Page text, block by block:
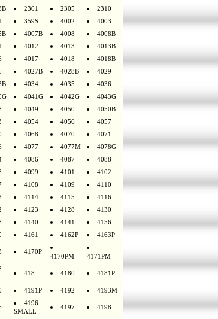
2301 2305
2310
359S 4002
4003
4007B 4008
4008B
4012 4013
4013B
4017 4018
4018B
4027B 4028B
4029
4034 4035
4036
4041G 4042G
4043G
4049 4050
4050B
4054 4056
4057
4068 4070
4071
4077 4077M
4078G
4086 4087
4088
4099 4101
4102
4108 4109
4110
4114 4115
4116
4123 4128
4130
4140 4141
4156
4161 4162P 4163P
4170P
4170PM 4171PM
418 4180 4181P
4191P 4192 4193M
4196
SMALL
4197 4198